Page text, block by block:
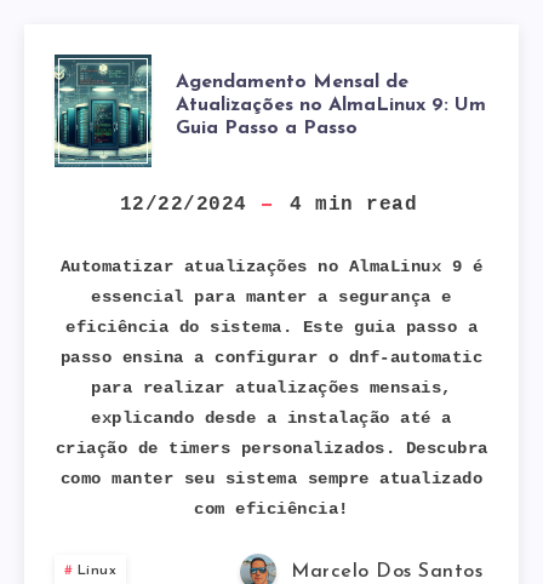
AGENDAMENTO
MENSAL
DE
ATUALIZAÇÕES
NO
ALMALINUX
9:
UM
Agendamento Mensal de
Atualizações no AlmaLinux 9: Um
Guia Passo a Passo
12/22/2024 4 min read
Automatizar atualizações no AlmaLinux 9 é
essencial para manter a segurança e
eficiência do sistema. Este guia passo a
passo ensina a configurar o dnf-automatic
para realizar atualizações mensais,
explicando desde a instalação até a
criação de timers personalizados. Descubra
como manter seu sistema sempre atualizado
com eficiência!
Linux Marcelo Dos Santos